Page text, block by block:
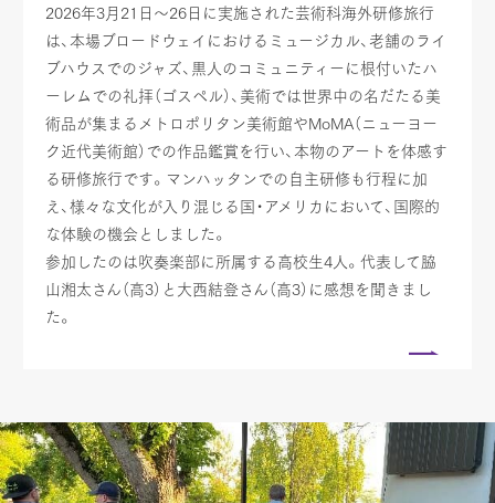
2026年3月21日～26日に実施された芸術科海外研修旅行
は、本場ブロードウェイにおけるミュージカル、老舗のライ
ブハウスでのジャズ、黒人のコミュニティーに根付いたハ
ーレムでの礼拝（ゴスペル）、美術では世界中の名だたる美
術品が集まるメトロポリタン美術館やMoMA（ニューヨー
ク近代美術館）での作品鑑賞を行い、本物のアートを体感す
る研修旅行です。マンハッタンでの自主研修も行程に加
え、様々な文化が入り混じる国・アメリカにおいて、国際的
な体験の機会としました。
参加したのは吹奏楽部に所属する高校生4人。代表して脇
山湘太さん（高3）と大西結登さん（高3）に感想を聞きまし
た。